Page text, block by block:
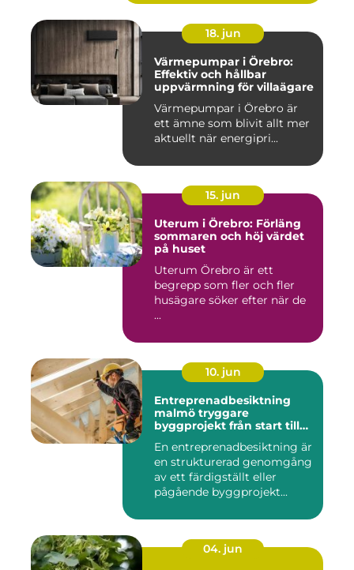
18. jun
Värmepumpar i Örebro:
Effektiv och hållbar
uppvärmning för villaägare
Värmepumpar i Örebro är
ett ämne som blivit allt mer
aktuellt när energipri...
15. jun
Uterum i Örebro: Förläng
sommaren och höj värdet
på huset
Uterum Örebro är ett
begrepp som fler och fler
husägare söker efter när de
...
10. jun
Entreprenadbesiktning
malmö tryggare
byggprojekt från start till
En entreprenadbesiktning är
en strukturerad genomgång
av ett färdigställt eller
pågående byggprojekt...
04. jun